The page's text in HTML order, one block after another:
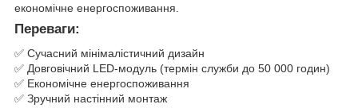
економічне енергоспоживання.
Переваги:
✅ Сучасний мінімалістичний дизайн
✅ Довговічний LED-модуль (термін служби до 50 000 годин)
✅ Економічне енергоспоживання
✅ Зручний настінний монтаж